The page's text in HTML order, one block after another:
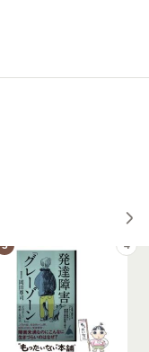
3 4